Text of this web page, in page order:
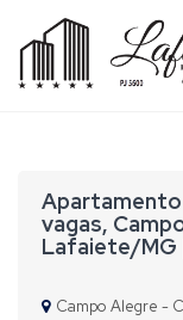
Apartamento
vagas,
Lafaiete/MG
Campo Alegre -